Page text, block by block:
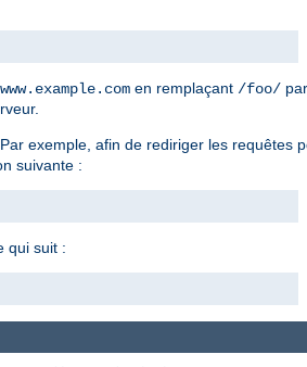
www.example.com en remplaçant /foo/ par
exemple, afin de rediriger les requêtes
suivante :
qui suit :